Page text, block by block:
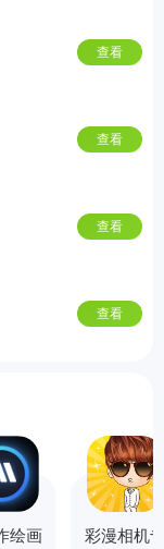
查看
查看
查看
查看
绘画
彩漫相机